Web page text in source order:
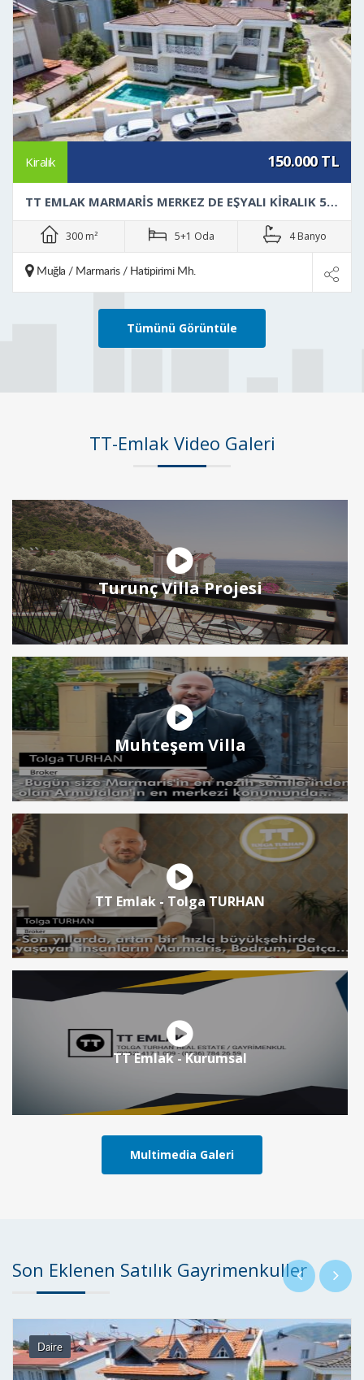
Kiralık 20.000 TL
MARMARİS ORHANİYE DE 2 ODA 1 SALON EŞYALI KİRALIK DAİRE
105 m² 2+1 Oda 1 Banyo
Muğla / Marmaris / Orhaniye Mh.
Tümünü Görüntüle
TT-Emlak Video Galeri
Turunç Villa Projesi
Muhteşem Villa
TT Emlak - Tolga TURHAN
TT Emlak - Kurumsal
Multimedia Galeri
Son Eklenen Satılık Gayrimenkuller
Daire